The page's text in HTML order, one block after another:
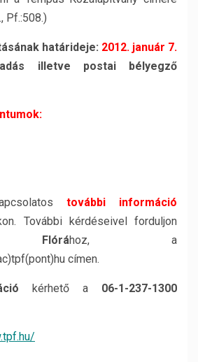
Pf.:508.)
határideje: 2012. január 7.
illetve postai bélyegző
további információ
További kérdéseivel forduljon
Flórához, a
címen.
kérhető a 06-1-237-1300